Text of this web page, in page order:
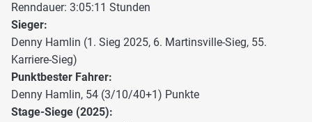
Renndauer: 3:05:11 Stunden
Sieger:
Denny Hamlin (1. Sieg 2025, 6. Martinsville-Sieg, 55.
Karriere-Sieg)
Punktbester Fahrer:
Denny Hamlin, 54 (3/10/40+1) Punkte
Stage-Siege (2025):